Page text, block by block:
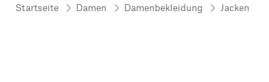
Startseite Damen Damenbekleidung Jacken